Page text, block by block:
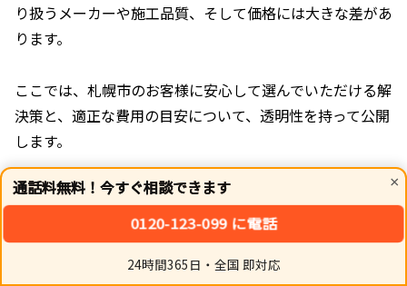
×
通話料無料！今すぐ相談できます
0120-123-099 に電話
24時間365日・全国 即対応
り扱うメーカーや施工品質、そして価格には大きな差があ
ります。
ここでは、札幌市のお客様に安心して選んでいただける解
決策と、適正な費用の目安について、透明性を持って公開
します。
シェア トップ